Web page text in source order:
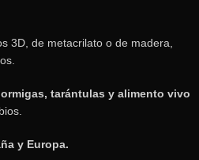
3D, de metacrilato o de madera,
tarántulas y alimento vivo
y Europa.